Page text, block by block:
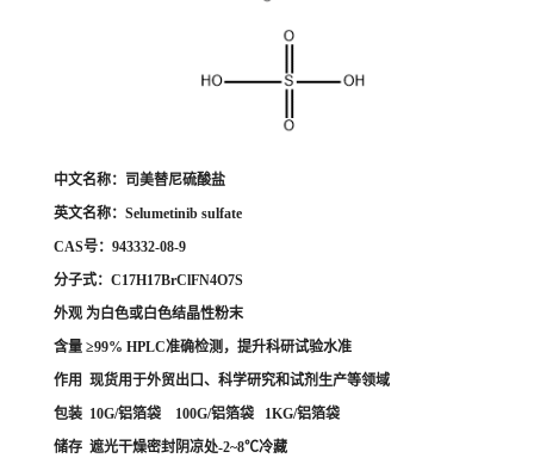
中文名称： 司美替尼硫酸盐
英文名称：Selumetinib sulfate
CAS号： 943332-08-9
分子式： C17H17BrClFN4O7S
外观 为白色或白色结晶性粉末
含量 ≥99% HPLC准确检测，提升科研试验水准
作用 现货用于外贸出口、科学研究和试剂生产等领域
包装 10G/铝箔袋 100G/铝箔袋 1KG/铝箔袋
储存 遮光干燥密封阴凉处-2~8℃冷藏